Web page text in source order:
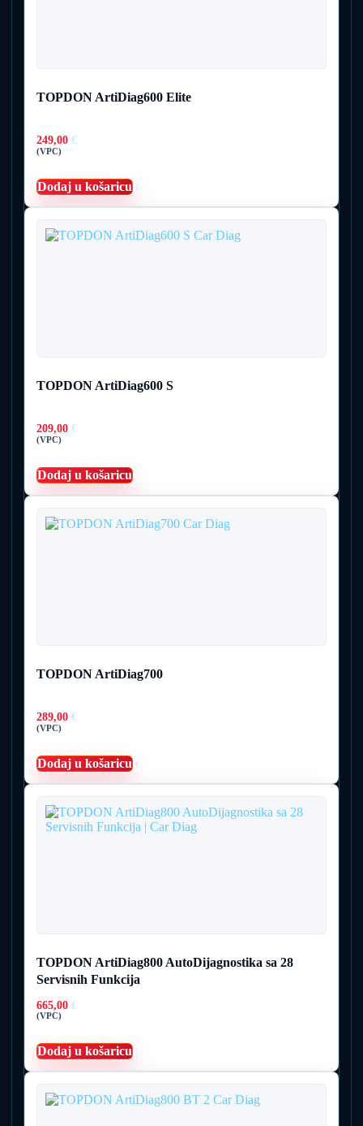
TOPDON ArtiDiag600 Elite
249,00 €
(VPC)
Dodaj u košaricu
TOPDON ArtiDiag600 S
209,00 €
(VPC)
Dodaj u košaricu
TOPDON ArtiDiag700
289,00 €
(VPC)
Dodaj u košaricu
TOPDON ArtiDiag800 AutoDijagnostika sa 28
Servisnih Funkcija
665,00 €
(VPC)
Dodaj u košaricu